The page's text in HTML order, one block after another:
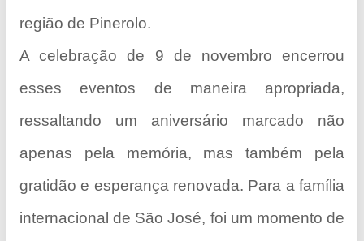
região de Pinerolo.
A celebração de 9 de novembro encerrou
esses eventos de maneira apropriada,
ressaltando um aniversário marcado não
apenas pela memória, mas também pela
gratidão e esperança renovada. Para a família
internacional de São José, foi um momento de